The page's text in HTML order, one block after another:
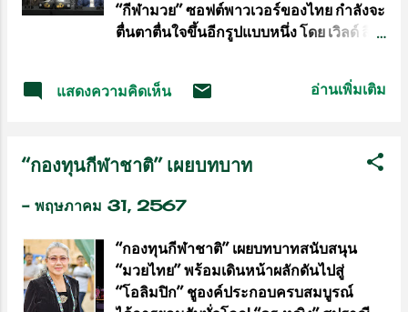
กรมส่งเสริมการค้าระหว่างประเทศ
กระทรวงพาณิชย์ แห่งประเทศไทย ซึ่งมีผู้
หอการค้าไทย-จีน นาย Lin Wenbin รอง
ผู้ว่ามณฑลฝูเจี้ยน กล่าวเปิดสัมมนา ว่าเป้า
ลู่ทางทางธุรกิจ กระชับมิตรภาพระหว่าง
win-win มณฑลฝูเจี้ยน เป็นจุ...
“กีฬามวย” ซอฟต์พาวเวอร์ของไทย กำลังจะ
ตื่นตาตื่นใจขึ้นอีกรูปแบบหนึ่ง โดย เวิลด์ ลีก
Fighters” (WLF) ผู้จัดรายการกีฬาชั้นนำ
จากสหรัฐอาหรับเอมิเรดส์ (UAE) ให้ความ
ปาล์ม สปอร์ต (Palms Sports) และ UAE
ตะวันออกกลาง บินตรงมาจับมือกับ สภา
และการท่องเที่ยวแห่งประเทศไทย (ททท)
คัดเลือกสุดยอดนักมวยจากทั่วทุกมุมโลก
เข้ารายการชิงเงินรางวัลอันทรงเกียรติอย่าง
แสดงความคิดเห็น อ่านเพิ่มเติม
“กองทุนกีฬาชาติ” เผยบทบาท
- พฤษภาคม 31, 2567
“กองทุนกีฬาชาติ” เผยบทบาทสนับสนุน
“มวยไทย” พร้อมเดินหน้าผลักดันไปสู่
“โอลิมปิก” ชูองค์ประกอบครบสมบูรณ์